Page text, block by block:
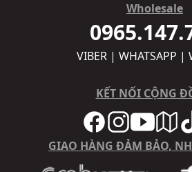
Wholesale
VIBER | WHATSAPP |
KẾT NỐI CỘNG
GIAO HÀNG ĐẢM BẢO,